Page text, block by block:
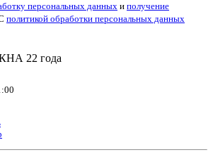
персональных данных и получение
политикой обработки персональных данных